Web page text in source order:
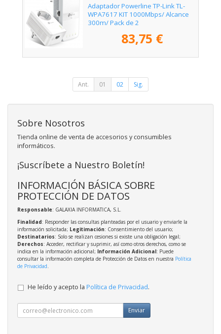
Adaptador Powerline TP-Link TL-
WPA7617 KIT 1000Mbps/ Alcance
300m/ Pack de 2
83,75 €
Ant. 01 02 Sig.
Sobre Nosotros
Tienda online de venta de accesorios y consumibles
informáticos.
¡Suscríbete a Nuestro Boletín!
INFORMACIÓN BÁSICA SOBRE
PROTECCIÓN DE DATOS
Responsable: GALAXIA INFORMATICA, S.L.
Finalidad: Responder las consultas planteadas por el usuario y enviarle la
información solicitada; Legitimación: Consentimiento del usuario;
Destinatarios: Solo se realizan cesiones si existe una obligación legal;
Derechos: Acceder, rectificar y suprimir, así como otros derechos, como se
indica en la información adicional; Información Adicional: Puede
consultar la información completa de Protección de Datos en nuestra Política
de Privacidad.
He leído y acepto la Política de Privacidad.
Enviar